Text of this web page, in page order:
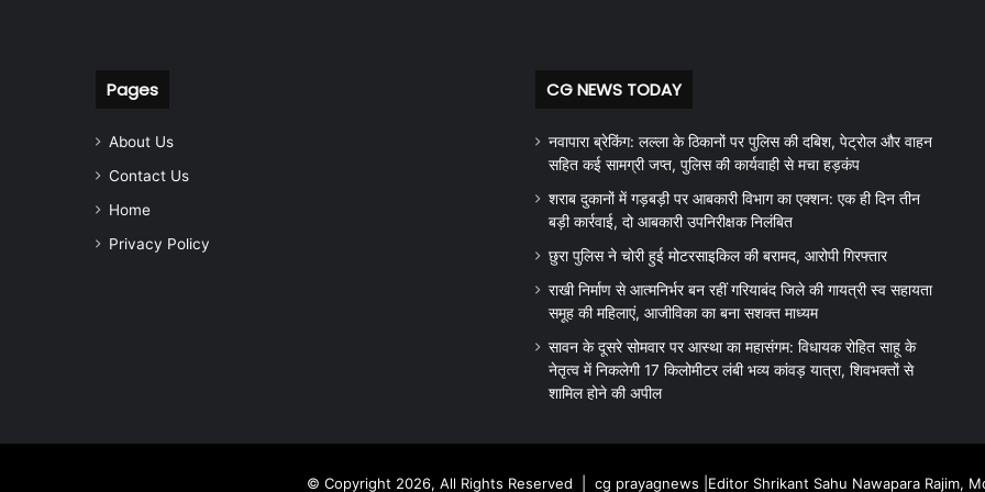
Pages
About Us
Contact Us
Home
Privacy Policy
CG NEWS TODAY
नवापारा ब्रेकिंग: लल्ला के ठिकानों पर पुलिस की दबिश, पेट्रोल और वाहन
सहित कई सामग्री जप्त, पुलिस की कार्यवाही से मचा हड़कंप
शराब दुकानों में गड़बड़ी पर आबकारी विभाग का एक्शन: एक ही दिन तीन
बड़ी कार्रवाई, दो आबकारी उपनिरीक्षक निलंबित
छुरा पुलिस ने चोरी हुई मोटरसाइकिल की बरामद, आरोपी गिरफ्तार
राखी निर्माण से आत्मनिर्भर बन रहीं गरियाबंद जिले की गायत्री स्व सहायता
समूह की महिलाएं, आजीविका का बना सशक्त माध्यम
सावन के दूसरे सोमवार पर आस्था का महासंगम: विधायक रोहित साहू के
नेतृत्व में निकलेगी 17 किलोमीटर लंबी भव्य कांवड़ यात्रा, शिवभक्तों से
शामिल होने की अपील
© Copyright 2026, All Rights Reserved | cg prayagnews |Editor Shrikant Sahu Nawapara Rajim,